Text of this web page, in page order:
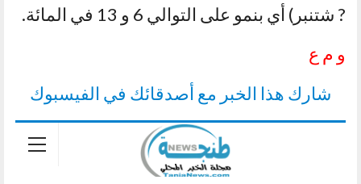
? شتنبر) أي بنمو على التوالي 6 و 13 في المائة.
و م ع
شارك هذا الخبر مع أصدقائك في الفيسبوك